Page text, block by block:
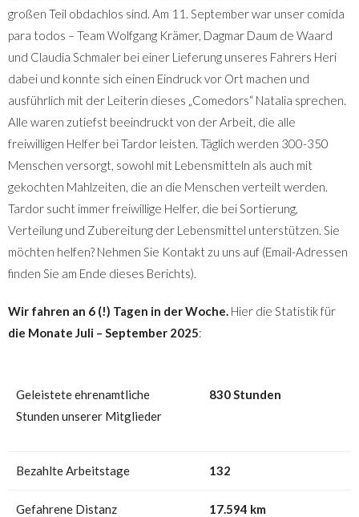
großen Teil obdachlos sind. Am 11. September war unser comida
para todos – Team Wolfgang Krämer, Dagmar Daum de Waard
und Claudia Schmaler bei einer Lieferung unseres Fahrers Heri
dabei und konnte sich einen Eindruck vor Ort machen und
ausführlich mit der Leiterin dieses „Comedors“ Natalia sprechen.
Alle waren zutiefst beeindruckt von der Arbeit, die alle
freiwilligen Helfer bei Tardor leisten. Täglich werden 300-350
Menschen versorgt, sowohl mit Lebensmitteln als auch mit
gekochten Mahlzeiten, die an die Menschen verteilt werden.
Tardor sucht immer freiwillige Helfer, die bei Sortierung,
Verteilung und Zubereitung der Lebensmittel unterstützen. Sie
möchten helfen? Nehmen Sie Kontakt zu uns auf (Email-Adressen
finden Sie am Ende dieses Berichts).
Wir fahren an 6 (!) Tagen in der Woche. Hier die Statistik für
die Monate Juli – September 2025:
Geleistete ehrenamtliche
Stunden unserer Mitglieder
830 Stunden
Bezahlte Arbeitstage 132
Gefahrene Distanz 17.594 km